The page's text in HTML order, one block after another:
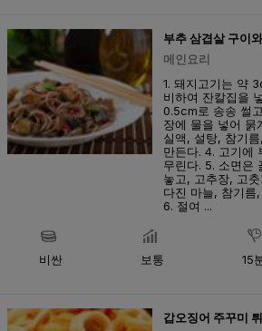
부추 삼겹살 구이
메인요리
1. 돼지고기는 약
비하여 잔칼집을
0.5cm로 송송 썰
장에 물을 넣어 묽
실액, 설탕, 참기
만든다. 4. 고기에
무린다. 5. 소면은
놓고, 고추장, 고
다진 마늘, 참기름
6. 절여 ...
비싼 보통 15
갑오징어 주꾸미